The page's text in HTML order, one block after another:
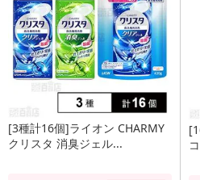
[3種計16個]ライオン CHARMY
クリスタ 消臭ジェル...